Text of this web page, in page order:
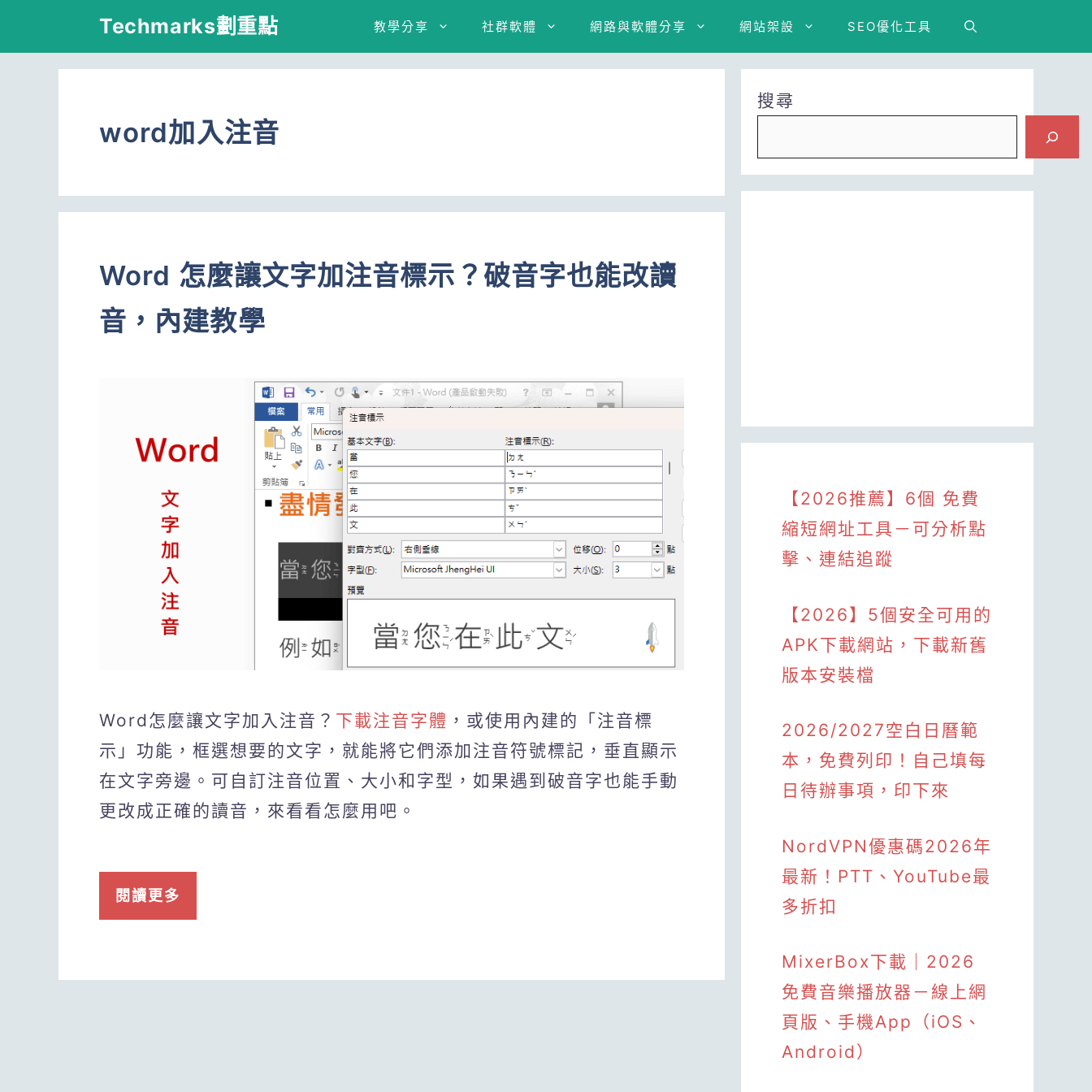
Techmarks劃重點 教學分享 社群軟體 網路與軟體分享 網站架設 SEO優化工具
word加入注音
Word 怎麼讓文字加注音標示？破音字也能改讀
音，內建教學
Word怎麼讓文字加入注音？ 下載注音字體 ，或使用內建的「注音標
示」功能，框選想要的文字，就能將它們添加注音符號標記，垂直顯示
在文字旁邊。可自訂注音位置、大小和字型，如果遇到破音字也能手動
更改成正確的讀音，來看看怎麼用吧。
閱讀更多
搜尋
【2026推薦】6個 免費
縮短網址工具－可分析點
擊、連結追蹤
【2026】5個安全可用的
APK下載網站，下載新舊
版本安裝檔
2026/2027空白日曆範
本，免費列印！自己填每
日待辦事項，印下來
NordVPN優惠碼2026年
最新！PTT、YouTube最
多折扣
MixerBox下載｜2026
免費音樂播放器－線上網
頁版、手機App（iOS、
Android）